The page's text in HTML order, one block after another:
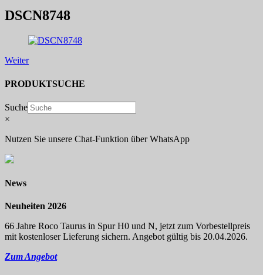
DSCN8748
Weiter
PRODUKTSUCHE
Suche
×
Nutzen Sie unsere Chat-Funktion über WhatsApp
News
Neuheiten 2026
66 Jahre Roco Taurus in Spur H0 und N, jetzt zum Vorbestellpreis
mit kostenloser Lieferung sichern. Angebot gültig bis 20.04.2026.
Zum Angebot